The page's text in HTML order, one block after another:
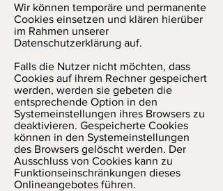
Wir können temporäre und permanente
Cookies einsetzen und klären hierüber
im Rahmen unserer
Datenschutzerklärung auf.
Falls die Nutzer nicht möchten, dass
Cookies auf ihrem Rechner gespeichert
werden, werden sie gebeten die
entsprechende Option in den
Systemeinstellungen ihres Browsers zu
deaktivieren. Gespeicherte Cookies
können in den Systemeinstellungen
des Browsers gelöscht werden. Der
Ausschluss von Cookies kann zu
Funktionseinschränkungen dieses
Onlineangebotes führen.